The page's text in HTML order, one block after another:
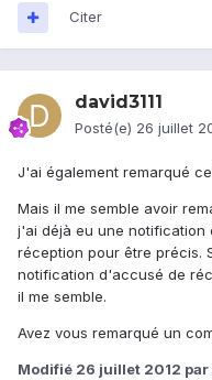
Citer
david3111
Posté(e) 26 juillet
J'ai également remarqué
Mais il me semble avoir
j'ai déjà eu une notification
réception pour être précis.
notification d'accusé de
il me semble.
Avez vous remarqué un
Modifié 26 juillet 2012 par